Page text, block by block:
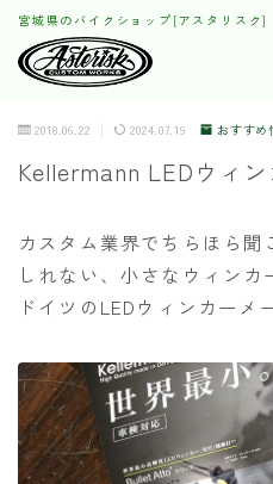
宮城県のバイクショップ[アスタリスク]
2018.06.22 2024.07.19 おすすめ
Kellermann LEDウィ
カスタム業界でちらほら聞
しれない、小さなウィンカ
ドイツのLEDウィンカーメ